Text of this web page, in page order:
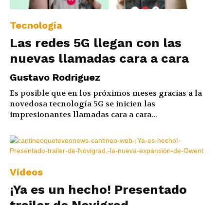
Tecnología
Las redes 5G llegan con las
nuevas llamadas cara a cara
Gustavo Rodriguez
Es posible que en los próximos meses gracias a la
novedosa tecnología 5G se inicien las
impresionantes llamadas cara a cara...
Vídeos
¡Ya es un hecho! Presentado